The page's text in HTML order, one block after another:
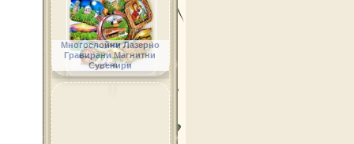
Многослойни Лазерно
Гравирани Магнитни
Сувенири